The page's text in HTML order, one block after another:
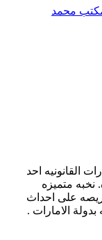
مكتب محمد
القانونيه احد
نخبه متميزه
على احداث
الامارات .